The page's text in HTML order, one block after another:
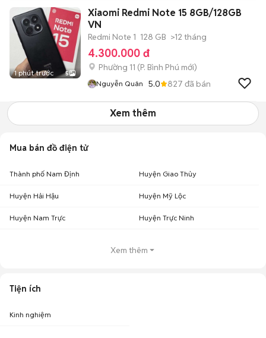
1 phút trước 5
Xiaomi Redmi Note 15 8GB/128GB
VN
Redmi Note 1 128 GB >12 tháng
4.300.000 đ
Phường 11 (P. Bình Phú mới)
Nguyễn Quân 5.0 827 đã bán
Xem thêm
Mua bán đồ điện tử
Thành phố Nam Định Huyện Giao Thủy
Huyện Hải Hậu Huyện Mỹ Lộc
Huyện Nam Trực Huyện Trực Ninh
Xem thêm
Tiện ích
Kinh nghiệm